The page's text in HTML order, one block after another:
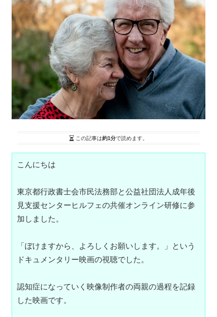
この記事は約1分で読めます。
こんにちは
東京都行政書士会市民法務部と公益社団法人成年後
見支援センターヒルフェの共催オンライン研修に参
加しました。
「ぼけますから、よろしくお願いします。」という
ドキュメンタリー映画の視聴でした。
認知症になっていく映像制作者の両親の過程を記録
した映画です。